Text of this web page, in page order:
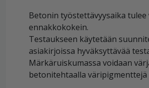
Betonin työstettävyysaika tulee
Testaukseen käytetään
asiakirjoissa hyväksyttävää
Märkäruiskumassa voidaan
betonitehtaalla väripigmenttejä